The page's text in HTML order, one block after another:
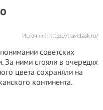
Источник: https://travelask.ru/
советских
За ними стояли в очередях
цвета сохраняли на
континента.